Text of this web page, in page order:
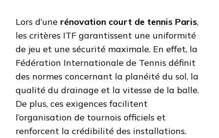
Lors d’une rénovation court de tennis Paris,
les critères ITF garantissent une uniformité
de jeu et une sécurité maximale. En effet, la
Fédération Internationale de Tennis définit
des normes concernant la planéité du sol, la
qualité du drainage et la vitesse de la balle.
De plus, ces exigences facilitent
l’organisation de tournois officiels et
renforcent la crédibilité des installations.